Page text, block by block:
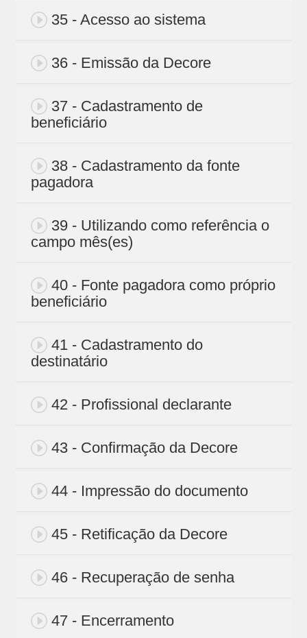
35 - Acesso ao sistema
36 - Emissão da Decore
37 - Cadastramento de
beneficiário
38 - Cadastramento da fonte
pagadora
39 - Utilizando como referência o
campo mês(es)
40 - Fonte pagadora como próprio
beneficiário
41 - Cadastramento do
destinatário
42 - Profissional declarante
43 - Confirmação da Decore
44 - Impressão do documento
45 - Retificação da Decore
46 - Recuperação de senha
47 - Encerramento